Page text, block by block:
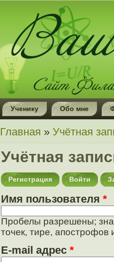
Ученику Обо мне
Вы здесь
Главная »Учётная
Учётная
Регистрация (активная
Войти
Имя пользователя *
Пробелы разрешены;
точек, тире, апострофов
E-mail адрес *